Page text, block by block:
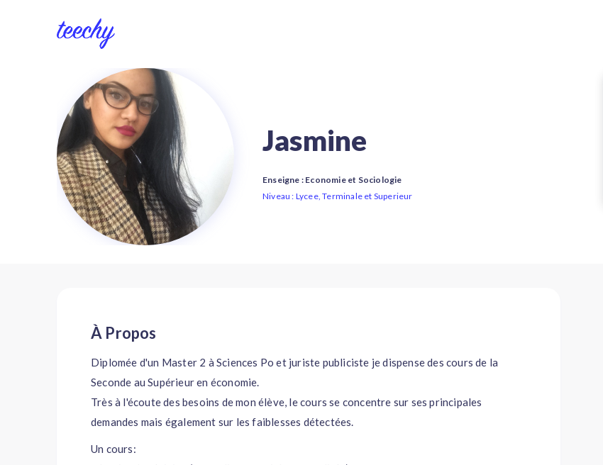
Jasmine
Enseigne : Economie et Sociologie
Niveau : Lycee, Terminale et Superieur
À Propos
Diplomée d'un Master 2 à Sciences Po et juriste publiciste je dispense des cours de la
Seconde au Supérieur en économie.
Très à l'écoute des besoins de mon élève, le cours se concentre sur ses principales
demandes mais également sur les faiblesses détectées.
Un cours: